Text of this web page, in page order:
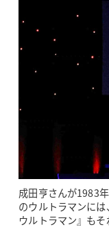
成田亨さんが1983
のウルトラマンに
ウルトラマン』も